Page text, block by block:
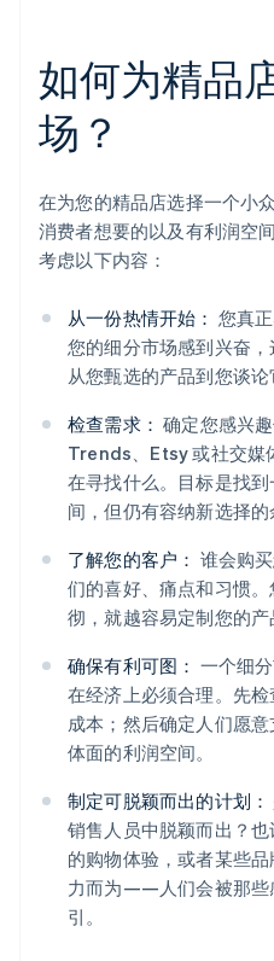
如何为精品
场？
在为您的精品店选择一个小
消费者想要的以及有利润空
考虑以下内容：
从一份热情开始： 您真
您的细分市场感到兴奋
从您甄选的产品到您谈论
检查需求： 确定您感兴
Trends、Etsy 或社交媒
在寻找什么。目标是找
间，但仍有容纳新选择的
了解您的客户： 谁会购
们的喜好、痛点和习惯
彻，就越容易定制您的产
确保有利可图： 一个细
在经济上必须合理。先
成本；然后确定人们愿
体面的利润空间。
制定可脱颖而出的计划：
销售人员中脱颖而出？
的购物体验，或者某些
力而为——人们会被那些
引。